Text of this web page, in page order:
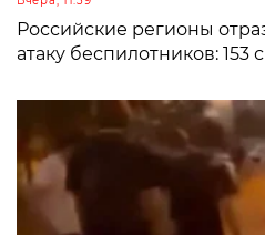
Российские регионы
атаку беспилотников: 153